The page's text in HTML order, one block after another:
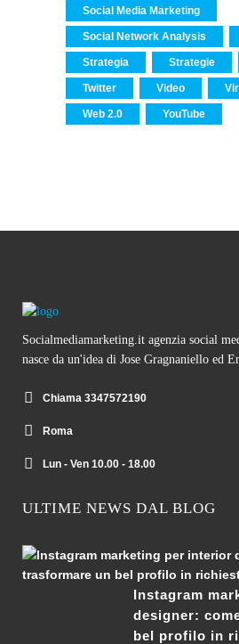
Social Media Marketing
Social Network Analysis
Strategia Strategie
Twitter Video
Web 2.0 YouTube
Socialmediamarketing.it agenzia social
nasce da un'idea di Jose Gragnaniello ed
Chiama 3347572190
Roma
Lun - Ven 10.00 - 18.00
ULTIME NEWS DAL BLOG
Instagram
designer:
bel profilo in